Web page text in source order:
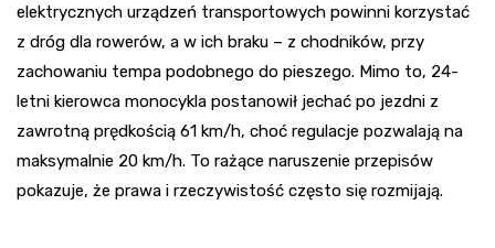
elektrycznych urządzeń transportowych powinni korzystać
z dróg dla rowerów, a w ich braku – z chodników, przy
zachowaniu tempa podobnego do pieszego. Mimo to, 24-
letni kierowca monocykla postanowił jechać po jezdni z
zawrotną prędkością 61 km/h, choć regulacje pozwalają na
maksymalnie 20 km/h. To rażące naruszenie przepisów
pokazuje, że prawa i rzeczywistość często się rozmijają.